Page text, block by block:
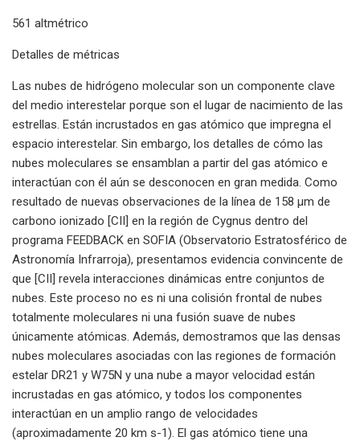
561 altmétrico
Detalles de métricas
Las nubes de hidrógeno molecular son un componente clave
del medio interestelar porque son el lugar de nacimiento de las
estrellas. Están incrustados en gas atómico que impregna el
espacio interestelar. Sin embargo, los detalles de cómo las
nubes moleculares se ensamblan a partir del gas atómico e
interactúan con él aún se desconocen en gran medida. Como
resultado de nuevas observaciones de la línea de 158 μm de
carbono ionizado [CII] en la región de Cygnus dentro del
programa FEEDBACK en SOFIA (Observatorio Estratosférico de
Astronomía Infrarroja), presentamos evidencia convincente de
que [CII] revela interacciones dinámicas entre conjuntos de
nubes. Este proceso no es ni una colisión frontal de nubes
totalmente moleculares ni una fusión suave de nubes
únicamente atómicas. Además, demostramos que las densas
nubes moleculares asociadas con las regiones de formación
estelar DR21 y W75N y una nube a mayor velocidad están
incrustadas en gas atómico, y todos los componentes
interactúan en un amplio rango de velocidades
(aproximadamente 20 km s-1). El gas atómico tiene una